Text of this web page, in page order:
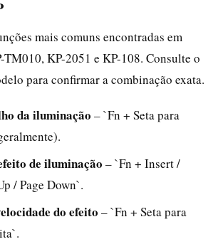
mais comuns encontradas em
TM010, KP-2051 e KP-108. Consulte o
para confirmar a combinação exata.
da iluminação – `Fn + Seta para
de iluminação – `Fn + Insert /
/ Page Down`.
do efeito – `Fn + Seta para